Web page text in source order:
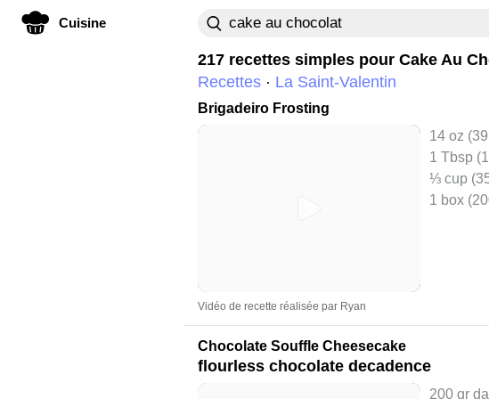
Cuisine
217 recettes simples pour Cake Au
Recettes
La Saint-Valentin
Brigadeiro Frosting
14 oz
1 Tbsp
⅓ cup
1 box
Vidéo de recette réalisée par Ryan
Chocolate Souffle Cheesecake
flourless chocolate decadence
200 gr